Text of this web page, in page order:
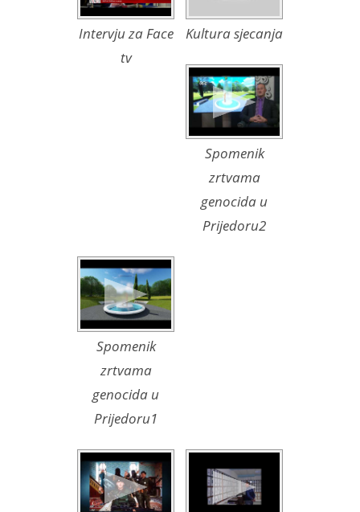
Intervju za Face
tv
Kultura sjecanja
Spomenik
zrtvama
genocida u
Prijedoru2
Spomenik
zrtvama
genocida u
Prijedoru1